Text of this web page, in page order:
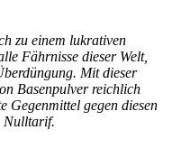
zu einem lukrativen
Fährnisse dieser Welt,
Mit dieser
Basenpulver reichlich
Gegenmittel gegen diesen
Nulltarif.